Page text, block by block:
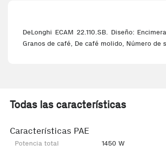
DeLonghi ECAM 22.110.SB. Diseño:
Granos de café, De café molido, Número
Todas las características
Características PAE
Potencia total 1450 W